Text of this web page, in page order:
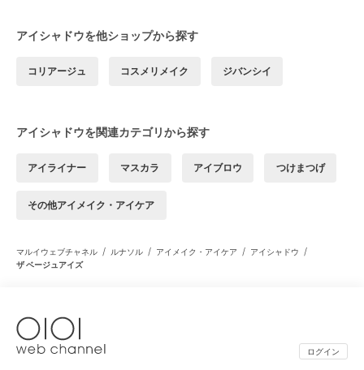
アイシャドウを他ショップから探す
コリアージュ コスメリメイク ジバンシイ
アイシャドウを関連カテゴリから探す
アイライナー マスカラ アイブロウ つけまつげ
その他アイメイク・アイケア
マルイウェブチャネル / ルナソル / アイメイク・アイケア / アイシャドウ /
ザ ベージュアイズ
ログイン